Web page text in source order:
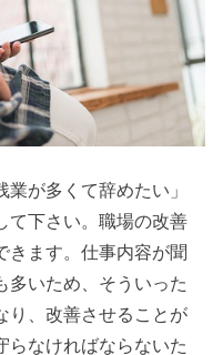
業が多くて辞めたい」
て下さい。職場の改善
きます。仕事内容が聞
多いため、そういった
り、改善させることが
らなければならないた